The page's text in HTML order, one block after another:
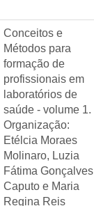
Conceitos e
Métodos para
formação de
profissionais em
laboratórios de
saúde - volume 1.
Organização:
Etélcia Moraes
Molinaro, Luzia
Fátima Gonçalves
Caputo e Maria
Regina Reis